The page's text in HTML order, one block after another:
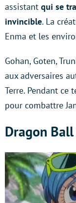
assistant qui se
invincible. La
Enma et les
Gohan, Goten,
aux adversaires
Terre. Pendant ce
pour combattre
Dragon